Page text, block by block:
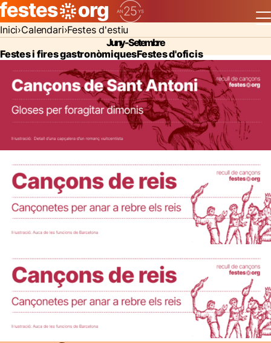
Inici Calendari Festes d'estiu
Juny - Setembre
Festes i fires gastronòmiquesFestes d'oficis